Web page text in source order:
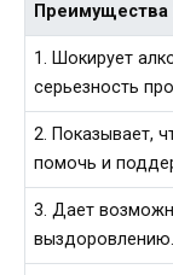
1. Шокирует
серьезность
2. Показывает,
помочь и
3. Дает
выздоровлению.